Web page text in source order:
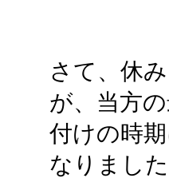
さて、休
が、当方
付けの時
なりまし